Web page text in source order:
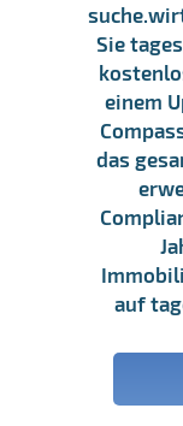
Sie
einem
das
auf